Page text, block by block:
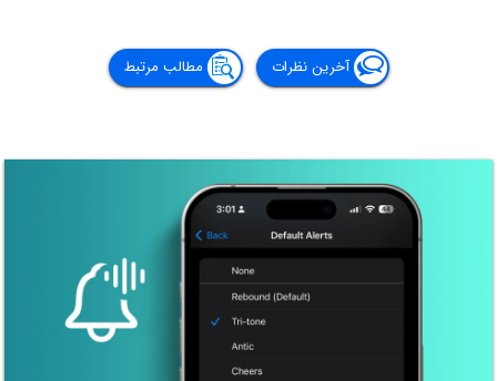
آخرین نظرات مطالب مرتبط